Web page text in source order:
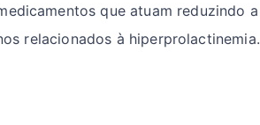
que atuam reduzindo a
relacionados à hiperprolactinemia.